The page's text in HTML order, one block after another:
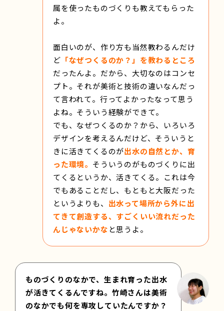
属を使ったものづくりも教えてもらった
よ。
面白いのが、作り方も当然教わるんだけ
ど 「なぜつくるのか？」を教わるところ
だったんよ。だから、大切なのはコンセ
プト。それが美術と技術の違いなんだっ
て言われて。行ってよかったなって思う
よね。そういう経験ができて。
でも、なぜつくるのか？から、いろいろ
デザインを考えるんだけど、そういうと
きに活きてくるのが出水の自然とか、育
った環境。 そういうのがものづくりに出
てくるというか、活きてくる。これは今
でもあることだし、もともと大阪だった
というよりも、 出水って場所から外に出
てきて創造する、すごくいい流れだった
んじゃないかな と思うよ。
ものづくりのなかで、生まれ育った出水
が活きてくるんですね。竹崎さんは美術
のなかでも何を専攻していたんですか？